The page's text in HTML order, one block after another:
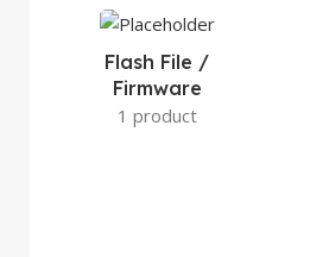
Flash File /
Firmware
1 product